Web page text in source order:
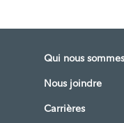
Qui nous sommes
Nous joindre
Carrières